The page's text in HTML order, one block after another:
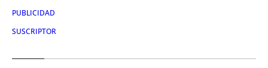
PUBLICIDAD
SUSCRIPTOR